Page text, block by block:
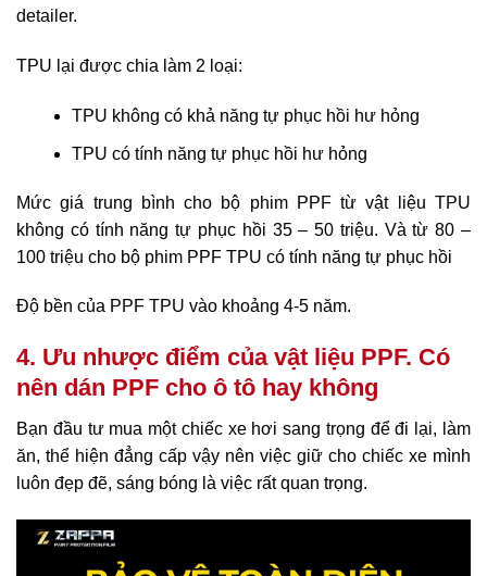
detailer.
TPU lại được chia làm 2 loại:
TPU không có khả năng tự phục hồi hư hỏng
TPU có tính năng tự phục hồi hư hỏng
Mức giá trung bình cho bộ phim PPF từ vật liệu TPU
không có tính năng tự phục hồi 35 – 50 triệu. Và từ 80 –
100 triệu cho bộ phim PPF TPU có tính năng tự phục hồi
Độ bền của PPF TPU vào khoảng 4-5 năm.
4. Ưu nhược điểm của vật liệu PPF. Có
nên dán PPF cho ô tô hay không
Bạn đầu tư mua một chiếc xe hơi sang trọng để đi lại, làm
ăn, thể hiện đẳng cấp vậy nên việc giữ cho chiếc xe mình
luôn đẹp đẽ, sáng bóng là việc rất quan trọng.